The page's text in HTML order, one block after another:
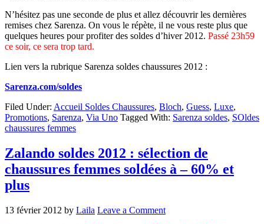
N’hésitez pas une seconde de plus et allez découvrir les dernières
remises chez Sarenza. On vous le répète, il ne vous reste plus que
quelques heures pour profiter des soldes d’hiver 2012. Passé 23h59
ce soir, ce sera trop tard.
Lien vers la rubrique Sarenza soldes chaussures 2012 :
Sarenza.com/soldes
Filed Under: Accueil Soldes Chaussures, Bloch, Guess, Luxe,
Promotions, Sarenza, Via Uno Tagged With: Sarenza soldes, SOldes
chaussures femmes
Zalando soldes 2012 : sélection de
chaussures femmes soldées à – 60% et
plus
13 février 2012 by Laila Leave a Comment